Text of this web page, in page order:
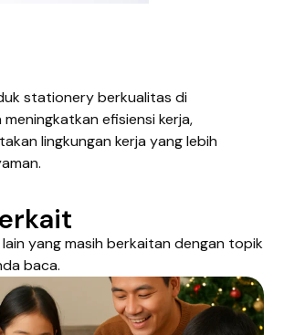
stationery berkualitas di
efisiensi kerja,
lingkungan kerja yang lebih
yang masih berkaitan dengan topik
baca.